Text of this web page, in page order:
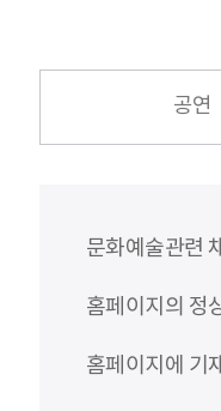
공연
문화예술관련
홈페이지의 정
홈페이지에 기